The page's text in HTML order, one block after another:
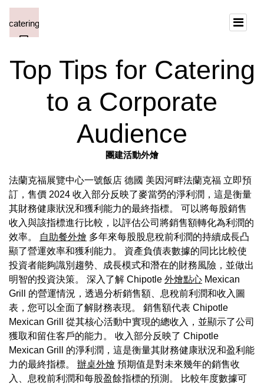
Top Tips for Catering
to a Corporate
Audience
團建活動外燴
法蘭克福展覽中心一號飯店 德國 美因河畔法蘭克福 立即預
訂，售價 2024 收入部分反映了麥當勞的淨利潤，這是衡量
其財務健康狀況和獲利能力的最終指標。 可以將每股銷售
收入與該指標進行比較，以評估公司將銷售額轉化為利潤的
效率。
自助餐外燴 多年來每股股息稅前利潤的持續成長凸
顯了營運效率和獲利能力。 資產負債表數據的同比比較使
投資者能夠識別趨勢、成長模式和潛在的財務風險，並做出
明智的投資決策。 深入了解 Chipotle 外燴點心 Mexican
Grill 的營運情況，透過分析銷售額、息稅前利潤和收入圖
表，您可以全面了解財務表現。 銷售額代表 Chipotle
Mexican Grill 從其核心活動中實現的總收入，並顯示了公司
獲取和留住客戶的能力。 收入部分反映了 Chipotle
Mexican Grill 的淨利潤，這是衡量其財務健康狀況和盈利能
力的最終指標。 辦桌外燴 預期值是對未來幾年的銷售收
入、息稅前利潤和每股盈餘指標的預測。 比較年度數據可